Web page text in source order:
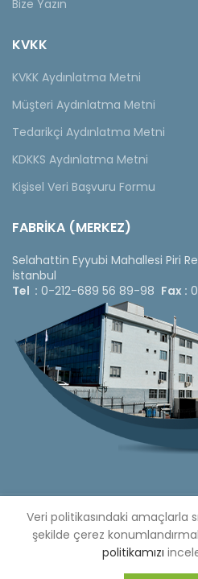
Bize Yazın
KVKK
KVKK Aydınlatma Metni
Müşteri Aydınlatma Metni
Tedarikçi Aydınlatma Metni
KDKKS Aydınlatma Metni
Kişisel Veri Başvuru Formu
FABRİKA (MERKEZ)
Selahattin Eyyubi Mahallesi Piri
İstanbul
Tel : 0-212-689 56 89-98 Fax :
Copyright © 2020 Çetinkaya
Listesi
Bizi Sosyal Medya
Web
Veri politikasındaki amaçlarla
şekilde çerez
politikamızı